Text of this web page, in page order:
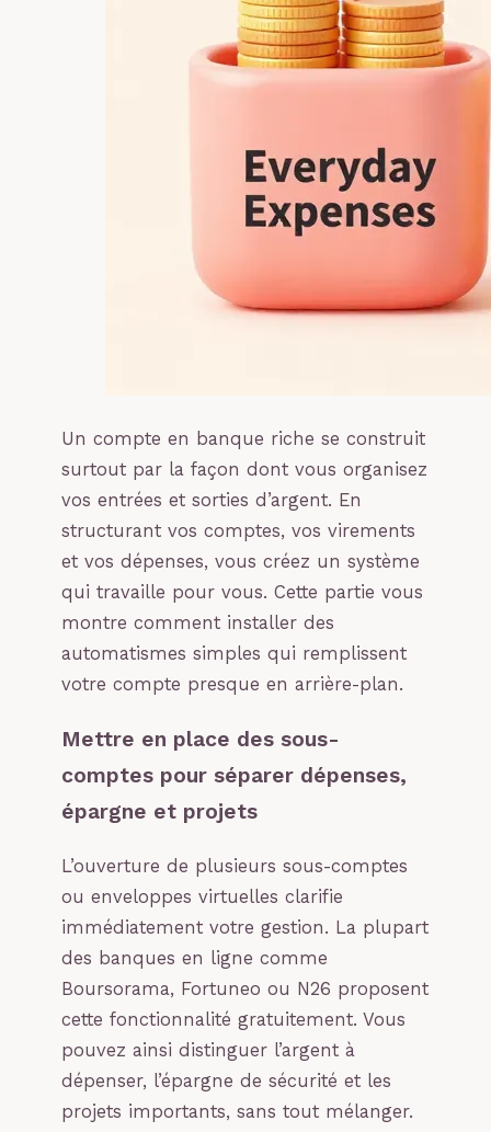
Un compte en banque riche se construit
surtout par la façon dont vous organisez
vos entrées et sorties d’argent. En
structurant vos comptes, vos virements
et vos dépenses, vous créez un système
qui travaille pour vous. Cette partie vous
montre comment installer des
automatismes simples qui remplissent
votre compte presque en arrière-plan.
Mettre en place des sous-
comptes pour séparer dépenses,
épargne et projets
L’ouverture de plusieurs sous-comptes
ou enveloppes virtuelles clarifie
immédiatement votre gestion. La plupart
des banques en ligne comme
Boursorama, Fortuneo ou N26 proposent
cette fonctionnalité gratuitement. Vous
pouvez ainsi distinguer l’argent à
dépenser, l’épargne de sécurité et les
projets importants, sans tout mélanger.